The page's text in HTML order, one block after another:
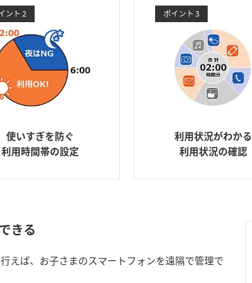
ント 2
使いすぎを防ぐ
利用時間帯の設定
ポイント 3
利用状況がわかる
利用状況の確認
きる
えば、お子さまのスマートフォンを遠隔で管理で